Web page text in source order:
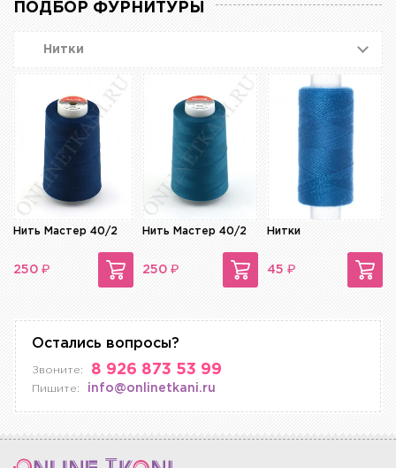
ПОДБОР ФУРНИТУРЫ
Нитки
Нить Мастер 40/2
250 ₽
Нить Мастер 40/2
250 ₽
Нитки
45 ₽
Остались вопросы?
Звоните: 8 926 873 53 99
Пишите: info@onlinetkani.ru